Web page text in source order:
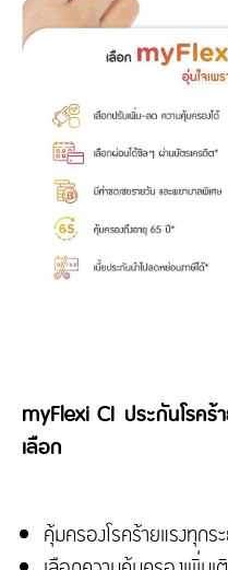
myFlexi CI ประกันโรค
เลือก
คุ้มครองโรคร้ายแรงทุกร